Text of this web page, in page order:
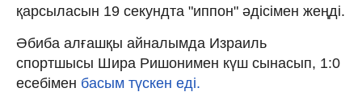
қарсыласын 19 секундта "иппон" әдісімен жеңді.
Әбиба алғашқы айналымда Израиль
спортшысы Шира Ришонимен күш сынасып, 1:0
есебімен басым түскен еді.